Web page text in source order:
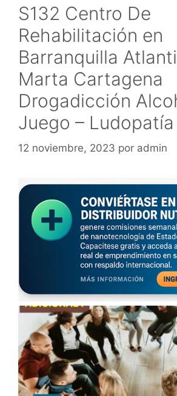
S132 Centro De
Rehabilitación en
Barranquilla
Marta Cartagena
Drogadicción
Juego – Ludopatía
12 noviembre, 2023 por admin